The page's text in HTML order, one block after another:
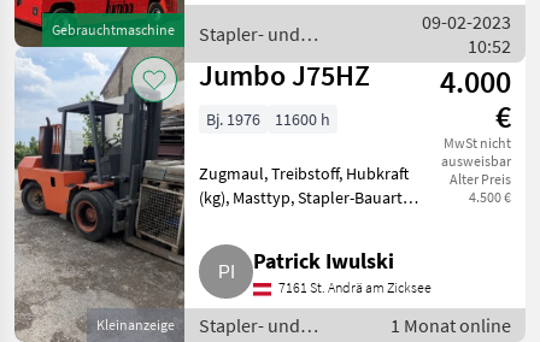
Gebrauchtmaschine
Seitenstapp
Stapler- und
Lagertechnik / Jumbo
09-02-2023
10:52
Kleinanzeige
Jumbo J75HZ
4.000
€
MwSt nicht
ausweisbar
Alter Preis
4.500 €
Bj. 1976 11600 h
Zugmaul, Treibstoff, Hubkraft
(kg), Masttyp, Stapler-Bauart
Verwendung ist. Stapler- und
Lagertechnik Stapler
Patrick Iwulski
7161 St. Andrä am Zicksee
Stapler- und
1 Monat online